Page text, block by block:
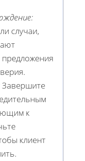
случаи,
Завершите
к
клиент